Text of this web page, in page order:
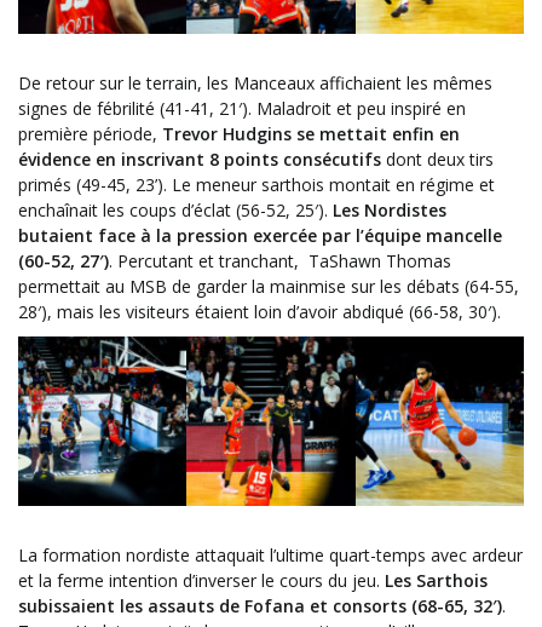
De retour sur le terrain, les Manceaux affichaient les mêmes
signes de fébrilité (41-41, 21′). Maladroit et peu inspiré en
première période, Trevor Hudgins se mettait enfin en
évidence en inscrivant 8 points consécutifs dont deux tirs
primés (49-45, 23’). Le meneur sarthois montait en régime et
enchaînait les coups d’éclat (56-52, 25′). Les Nordistes
butaient face à la pression exercée par l’équipe mancelle
(60-52, 27′). Percutant et tranchant, TaShawn Thomas
permettait au MSB de garder la mainmise sur les débats (64-55,
28′), mais les visiteurs étaient loin d’avoir abdiqué (66-58, 30′).
La formation nordiste attaquait l’ultime quart-temps avec ardeur
et la ferme intention d’inverser le cours du jeu. Les Sarthois
subissaient les assauts de Fofana et consorts (68-65, 32′).